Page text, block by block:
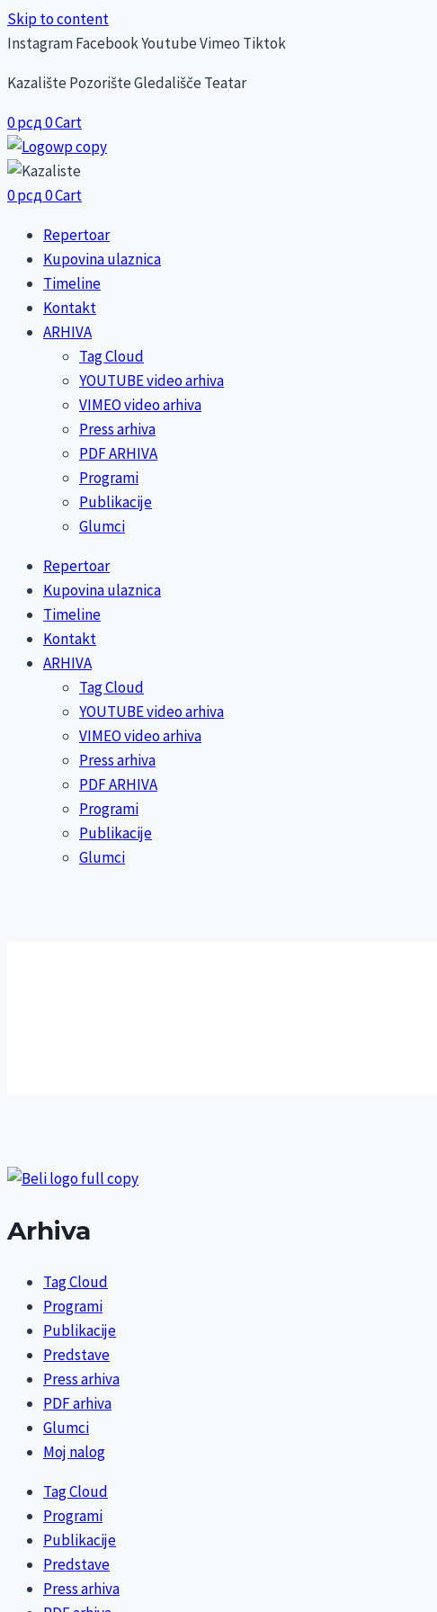
Skip to content
InstagramFacebookYoutubeVimeo Tiktok
Kazalište Pozorište Gledališče Teatar
0рсд0Cart
0рсд0Cart
Repertoar
Kupovina ulaznica
Timeline
Kontakt
ARHIVA
Tag Cloud
YOUTUBE video arhiva
VIMEO video arhiva
Press arhiva
PDF ARHIVA
Programi
Publikacije
Glumci
Repertoar
Kupovina ulaznica
Timeline
Kontakt
ARHIVA
Tag Cloud
YOUTUBE video arhiva
VIMEO video arhiva
Press arhiva
PDF ARHIVA
Programi
Publikacije
Glumci
Arhiva
Tag Cloud
Programi
Publikacije
Predstave
Press arhiva
PDF arhiva
Glumci
Moj nalog
Tag Cloud
Programi
Publikacije
Predstave
Press arhiva